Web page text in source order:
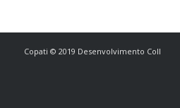
Copati © 2019 Desenvolvimento Coll